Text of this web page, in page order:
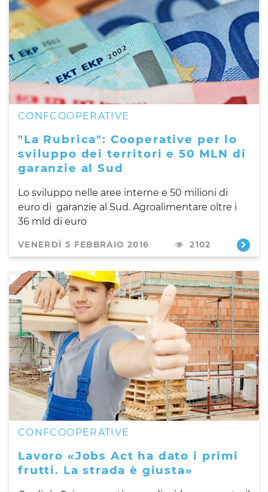
CONFCOOPERATIVE
"La Rubrica": Cooperative per lo
sviluppo dei territori e 50 MLN di
garanzie al Sud
Lo sviluppo nelle aree interne e 50 milioni di
euro di garanzie al Sud. Agroalimentare oltre i
36 mld di euro
VENERDÌ 5 FEBBRAIO 2016 2102
CONFCOOPERATIVE
Lavoro «Jobs Act ha dato i primi
frutti. La strada è giusta»